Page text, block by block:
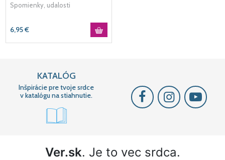
Spomienky, udalosti
6,95€
KATALÓG
Inšpirácie pre tvoje srdce
v katalógu na stiahnutie.
Ver.sk. Je to vec srdca.